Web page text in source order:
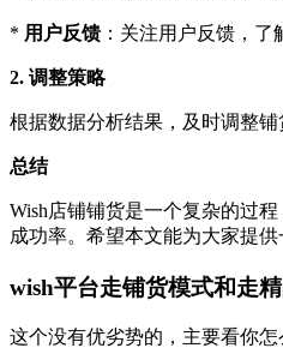
* 用户反馈 ：关注用户反馈，了
2. 调整策略
根据数据分析结果，及时调整
总结
Wish店铺铺货是一个复杂的过
成功率。希望本文能为大家提供
wish平台走铺货模式和走
这个没有优劣势的，主要看你怎